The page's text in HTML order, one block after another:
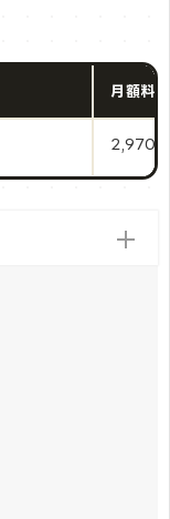
月額料金
2,970円